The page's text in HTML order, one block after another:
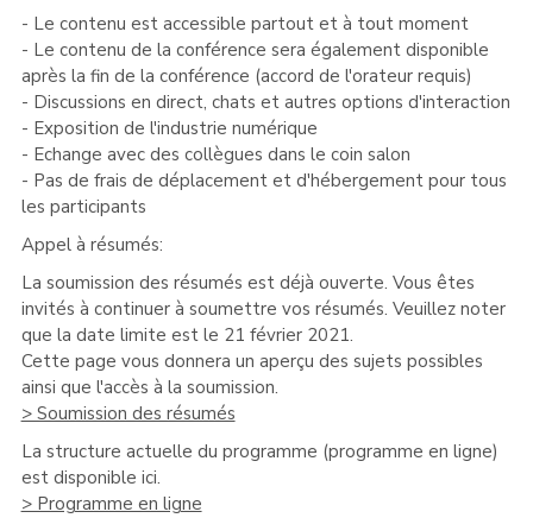
- Le contenu est accessible partout et à tout moment
- Le contenu de la conférence sera également disponible
après la fin de la conférence (accord de l'orateur requis)
- Discussions en direct, chats et autres options d'interaction
- Exposition de l'industrie numérique
- Echange avec des collègues dans le coin salon
- Pas de frais de déplacement et d'hébergement pour tous
les participants
Appel à résumés:
La soumission des résumés est déjà ouverte. Vous êtes
invités à continuer à soumettre vos résumés. Veuillez noter
que la date limite est le 21 février 2021.
Cette page vous donnera un aperçu des sujets possibles
ainsi que l'accès à la soumission.
> Soumission des résumés
La structure actuelle du programme (programme en ligne)
est disponible ici.
> Programme en ligne